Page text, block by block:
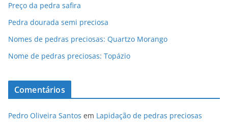
Preço da pedra safira
Pedra dourada semi preciosa
Nomes de pedras preciosas: Quartzo Morango
Nome de pedras preciosas: Topázio
Comentários
Pedro Oliveira Santos em Lapidação de pedras preciosas